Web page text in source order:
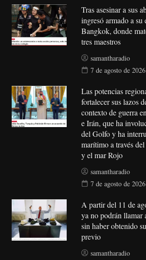
Tras asesinar a sus
ingresó armado a su
Bangkok, donde
tres maestros
samantharadio
7 de agosto de 2026
Las potencias
fortalecer sus lazos
contexto de guerra
e Irán, que ha
del Golfo y ha
marítimo a través
y el mar Rojo
samantharadio
7 de agosto de 2026
A partir del 11 de
ya no podrán llamar
sin haber obtenido
previo
samantharadio